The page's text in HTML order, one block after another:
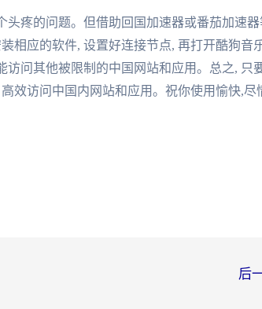
头疼的问题。但借助回国加速器或番茄加速
相应的软件, 设置好连接节点, 再打开酷狗音
访问其他被限制的中国网站和应用。总之, 只
效访问中国内网站和应用。祝你使用愉快,尽
后